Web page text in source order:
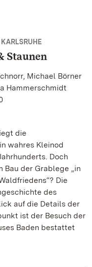
Staunen
Michael Börner
Hammerschmidt
die
wahres Kleinod
Doch
Bau der Grablege „in
Die
des
auf die Details der
ist der Besuch der
Baden bestattet